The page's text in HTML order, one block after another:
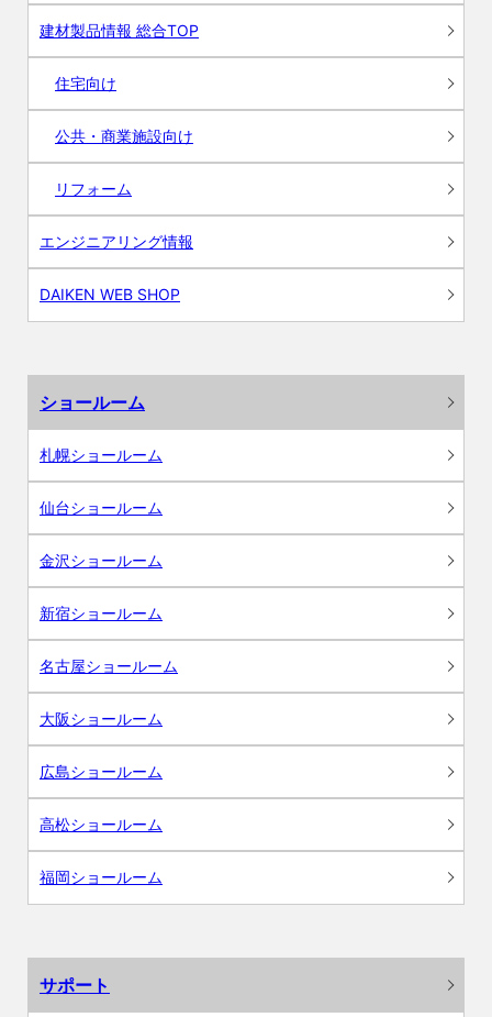
建材製品情報 総合TOP
住宅向け
公共・商業施設向け
リフォーム
エンジニアリング情報
DAIKEN WEB SHOP
ショールーム
札幌ショールーム
仙台ショールーム
金沢ショールーム
新宿ショールーム
名古屋ショールーム
大阪ショールーム
広島ショールーム
高松ショールーム
福岡ショールーム
サポート